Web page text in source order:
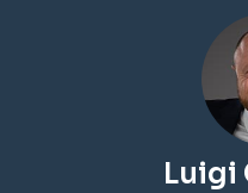
Luigi